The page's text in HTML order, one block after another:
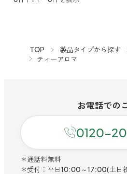
リラックスタイム
レモン
TOP 製品タイプから探す
ティーアロマ
お電話での
0120-
＊通話料無料
＊受付：平日10:00～17:00(土日